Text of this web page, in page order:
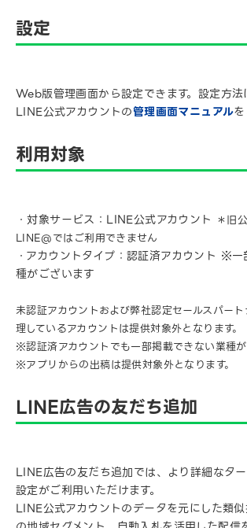
設定
Web版管理画面から設定できます。設定方法
LINE公式アカウントの管理画面マニュアル
利用対象
・対象サービス：LINE公式アカウント ＊旧
LINE@ではご利用できません
・アカウントタイプ：認証済アカウント ※
種がございます
未認証アカウントおよび弊社認定セールスパー
理しているアカウントは提供対象外となります。
※認証済アカウントでも一部掲載できない業種が
※アプリからの出稿は提供対象外となります。
LINE広告の友だち追加
LINE広告の友だち追加では、より詳細なタ
設定がご利用いただけます。
LINE公式アカウントのデータを元にした類